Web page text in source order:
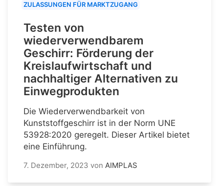
ZULASSUNGEN FÜR MARKTZUGANG
Testen von
wiederverwendbarem
Geschirr: Förderung der
Kreislaufwirtschaft und
nachhaltiger Alternativen zu
Einwegprodukten
Die Wiederverwendbarkeit von
Kunststoffgeschirr ist in der Norm UNE
53928:2020 geregelt. Dieser Artikel bietet
eine Einführung.
7. Dezember, 2023 von AIMPLAS